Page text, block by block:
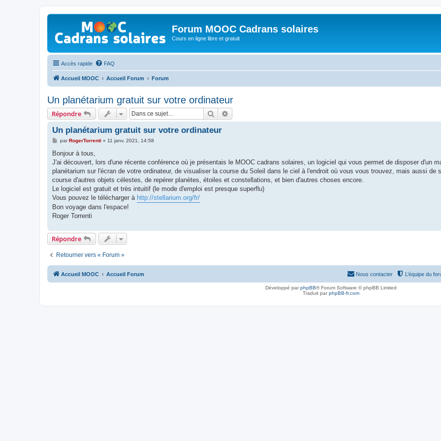
Forum MOOC Cadrans solaires
Cours en ligne libre et gratuit
Accès rapide FAQ
Accueil MOOC Accueil Forum Forum
Un planétarium gratuit sur votre ordinateur
Répondre Rechercher
Un planétarium gratuit sur votre ordinateur
M
s
a
g
parRogerTorrenti » 11 janv. 2021, 14:58
Bonjour à tous,
J'ai découvert, lors d'une récente conférence où je présentais le MOOC cadrans solaires, un logiciel qui vous permet de disposer d'un
planétarium sur l'écran de votre ordinateur, de visualiser la course du Soleil dans le ciel à l'endroit où vous vous trouvez, mais aussi de
course d'autres objets célestes, de repérer planètes, étoiles et constellations, et bien d'autres choses encore.
Le logiciel est gratuit et très intuitif (le mode d'emploi est presque superflu)
Vous pouvez le télécharger à http://stellarium.org/fr/
Bon voyage dans l'espace!
Roger Torrenti
Répondre
Retourner vers « Forum »
Accueil MOOC Accueil Forum L’équipe du
Nous contacter
Développé parphpBB® Forum Software © phpBB Limited
Traduit parphpBB-fr.com